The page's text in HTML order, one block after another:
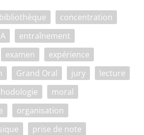
bibliothèque
concentration
entraînement
examen
expérience
Grand Oral jury
lecture
moral
organisation
prise de note